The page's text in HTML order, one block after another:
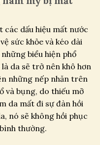
các dấu hiệu mất nước
sức khỏe và kéo dài
biểu hiện phổ
da sẽ trở nên khô hơn
những nếp nhăn trên
và bụng, do thiếu mỡ
da mất đi sự đàn hồi
nó sẽ không hồi phục
thường.